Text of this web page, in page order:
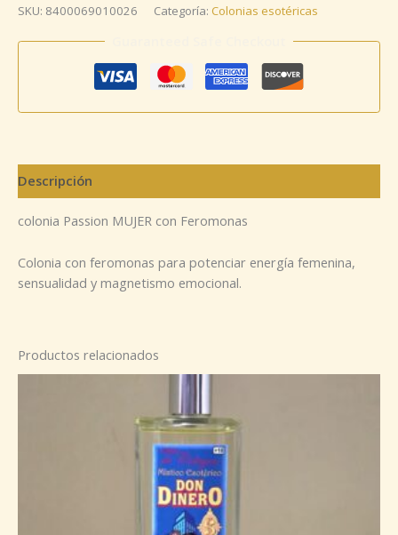
SKU: 8400069010026 Categoría: Colonias esotéricas
Descripción
colonia Passion MUJER con Feromonas
Colonia con feromonas para potenciar energía femenina,
sensualidad y magnetismo emocional.
Productos relacionados